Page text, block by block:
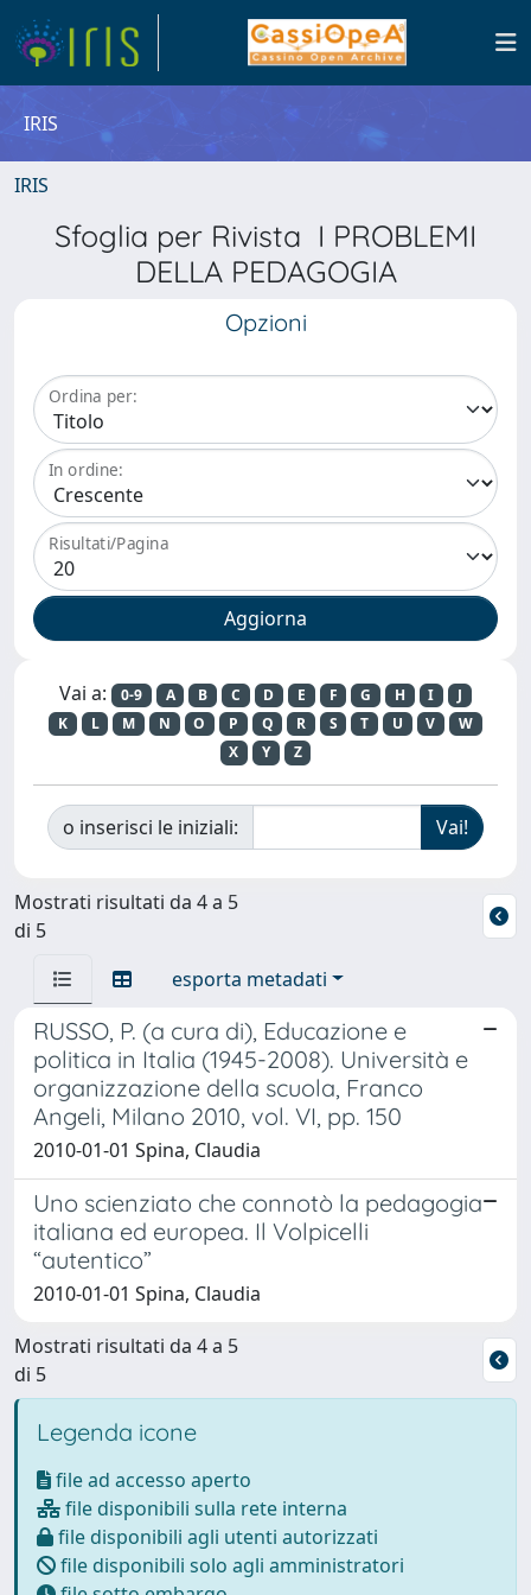
IRIS
IRIS
Sfoglia per Rivista I PROBLEMI
DELLA PEDAGOGIA
Opzioni
Ordina per:
In ordine:
Risultati/Pagina
Vai a: 0-9 A B C D E F G H I
J
K
L M N O P Q R S T U V
W
X
Y Z
o inserisci le iniziali:
Mostrati risultati da 4 a 5
di 5
esporta metadati
RUSSO, P. (a cura di), Educazione e
politica in Italia (1945-2008). Università e
organizzazione della scuola, Franco
Angeli, Milano 2010, vol. VI, pp. 150
2010-01-01 Spina, Claudia
Uno scienziato che connotò la pedagogia
italiana ed europea. Il Volpicelli
“autentico”
2010-01-01 Spina, Claudia
Mostrati risultati da 4 a 5
di 5
Legenda icone
file ad accesso aperto
file disponibili sulla rete interna
file disponibili agli utenti autorizzati
file disponibili solo agli amministratori